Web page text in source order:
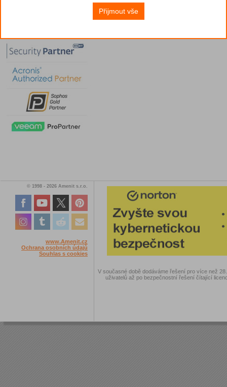
© 1998 - 2026 Amenit s.r.o.
www.Amenit.cz
Ochrana osobních údajů
Souhlas s cookies
V současné době dodáváme řešení pro více než
uživatelů až po bezpečnostní řešení čítající
Přijmout vše